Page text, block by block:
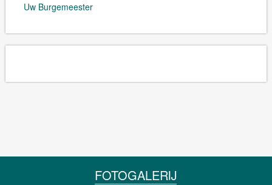
Uw Burgemeester
FOTOGALERIJ